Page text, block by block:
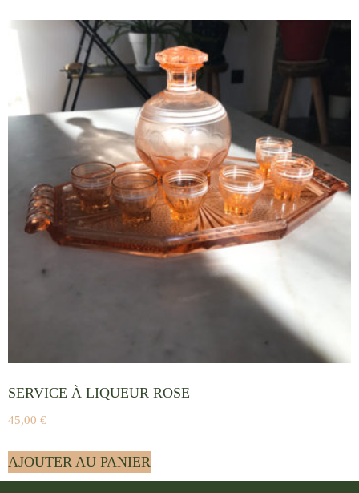
SERVICE À LIQUEUR ROSE
45,00 €
AJOUTER AU PANIER